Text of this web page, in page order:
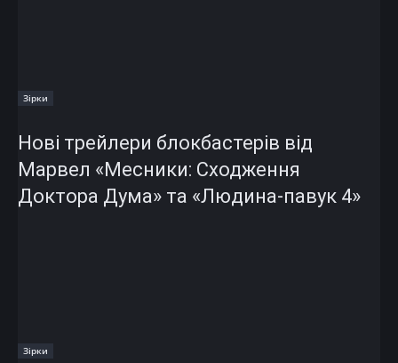
Зірки
Нові трейлери блокбастерів від
Марвел «Месники: Сходження
Доктора Дума» та «Людина-павук 4»
Зірки